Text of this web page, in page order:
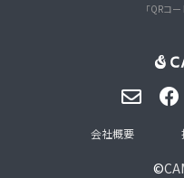
「QRコ
©
会社概要